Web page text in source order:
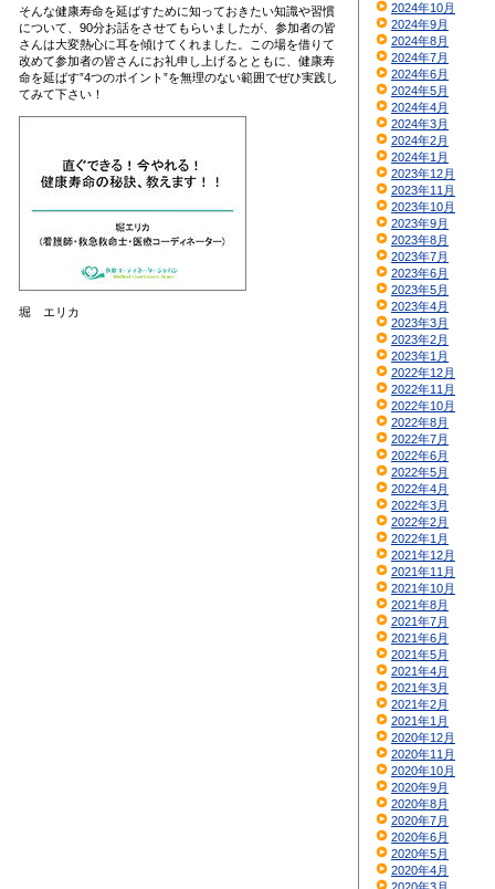
そんな健康寿命を延ばすために知っておきたい知識や習慣
について、90分お話をさせてもらいましたが、参加者の皆
さんは大変熱心に耳を傾けてくれました。この場を借りて
改めて参加者の皆さんにお礼申し上げるとともに、健康寿
命を延ばす”4つのポイント”を無理のない範囲でぜひ実践し
てみて下さい！
堀 エリカ
2024年10月
2024年9月
2024年8月
2024年7月
2024年6月
2024年5月
2024年4月
2024年3月
2024年2月
2024年1月
2023年12月
2023年11月
2023年10月
2023年9月
2023年8月
2023年7月
2023年6月
2023年5月
2023年4月
2023年3月
2023年2月
2023年1月
2022年12月
2022年11月
2022年10月
2022年8月
2022年7月
2022年6月
2022年5月
2022年4月
2022年3月
2022年2月
2022年1月
2021年12月
2021年11月
2021年10月
2021年8月
2021年7月
2021年6月
2021年5月
2021年4月
2021年3月
2021年2月
2021年1月
2020年12月
2020年11月
2020年10月
2020年9月
2020年8月
2020年7月
2020年6月
2020年5月
2020年4月